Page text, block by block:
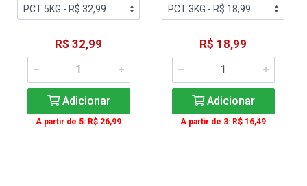
R$ 32,99
Adicionar
A partir de 5: R$ 26,99
R$ 18,99
Adicionar
A partir de 3: R$ 16,49